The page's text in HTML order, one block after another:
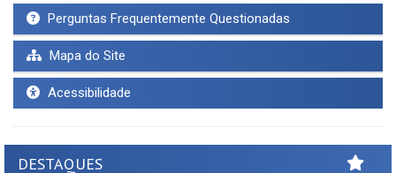
Perguntas Frequentemente Questionadas
Mapa do Site
Acessibilidade
DESTAQUES